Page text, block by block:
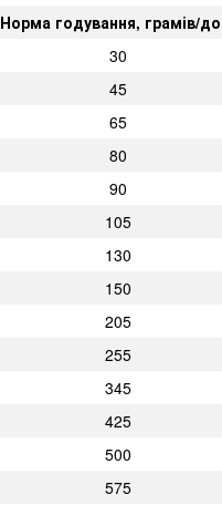
Норма годування, грамів/
30
45
65
80
90
105
130
150
205
255
345
425
500
575